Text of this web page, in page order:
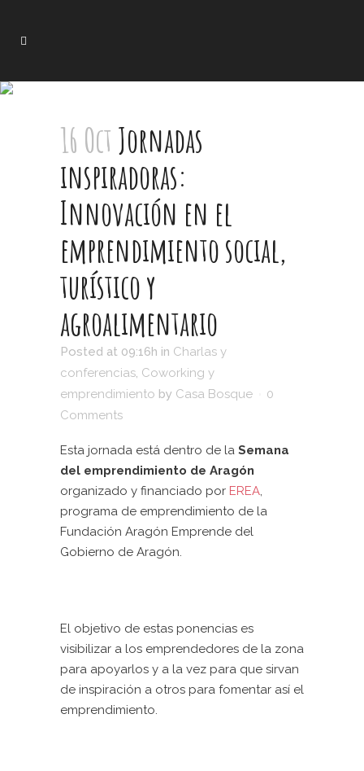
16 OctJornadas
inspiradoras:
Innovación en el
emprendimiento social,
turístico y
agroalimentario
Posted at 09:16h in Charlas y
conferencias, Coworking y
emprendimiento by Casa Bosque
0
Comments
Esta jornada está dentro de la Semana
del emprendimiento de Aragón
organizado y financiado por EREA,
programa de emprendimiento de la
Fundación Aragón Emprende del
Gobierno de Aragón.
El objetivo de estas ponencias es
visibilizar a los emprendedores de la zona
para apoyarlos y a la vez para que sirvan
de inspiración a otros para fomentar así el
emprendimiento.